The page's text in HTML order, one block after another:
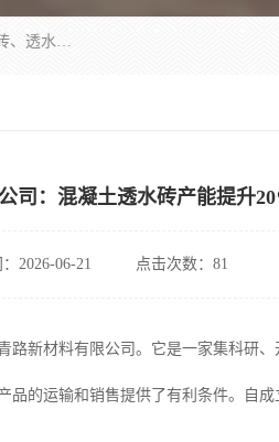
集科研、开发、生产于一体，是专业的烧结砖、陶土砖厂家，主要产品有PC砖、真空烧结砖、透水彩砖、陶土烧结砖、仿古青砖、植草砖等系列产品。
司：混凝土透水砖产能提升
：2026-06-21 点击次数：81
新材料有限公司。它是一家集科研
的运输和销售提供了有利条件。自